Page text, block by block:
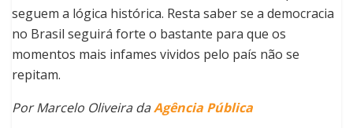
seguem a lógica histórica. Resta saber se a democracia
no Brasil seguirá forte o bastante para que os
momentos mais infames vividos pelo país não se
repitam.
Por Marcelo Oliveira daAgência Pública